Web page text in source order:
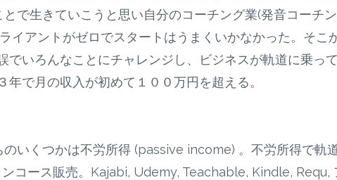
で生きていこうと思い自分のコーチング業(発音コーチン
イアントがゼロでスタートはうまくいかなかった。そこ
でいろんなことにチャレンジし、ビジネスが軌道に乗っ
で月の収入が初めて１００万円を超える。
いくつかは不労所得 (passive income) 。不労所得で軌
コース販売。Kajabi, Udemy, Teachable, Kindle, Requ,